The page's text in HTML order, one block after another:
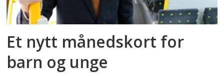
Et nytt månedskort for
barn og unge